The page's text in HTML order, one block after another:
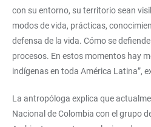
con su entorno, su territorio sean
modos de vida, prácticas,
defensa de la vida. Cómo se
procesos. En estos momentos hay
indígenas en toda América Latina”,
La antropóloga explica que
Nacional de Colombia con el grupo